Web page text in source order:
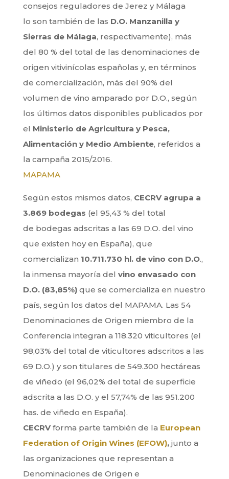
consejos reguladores de Jerez y Málaga
lo son también de las D.O. Manzanilla y
Sierras de Málaga, respectivamente), más
del 80 % del total de las denominaciones de
origen vitivinícolas españolas y, en términos
de comercialización, más del 90% del
volumen de vino amparado por D.O., según
los últimos datos disponibles publicados por
el Ministerio de Agricultura y Pesca,
Alimentación y Medio Ambiente, referidos a
la campaña 2015/2016.
MAPAMA
Según estos mismos datos, CECRV agrupa a
3.869 bodegas (el 95,43 % del total
de bodegas adscritas a las 69 D.O. del vino
que existen hoy en España), que
comercializan 10.711.730 hl. de vino con D.O.,
la inmensa mayoría del vino envasado con
D.O. (83,85%)que se comercializa en nuestro
país, según los datos del MAPAMA. Las 54
Denominaciones de Origen miembro de la
Conferencia integran a 118.320 viticultores (el
98,03% del total de viticultores adscritos a las
69 D.O.) y son titulares de 549.300 hectáreas
de viñedo (el 96,02% del total de superficie
adscrita a las D.O. y el 57,74% de las 951.200
has. de viñedo en España).
CECRVforma parte también de la European
Federation of Origin Wines (EFOW),junto a
las organizaciones que representan a
Denominaciones de Origen e